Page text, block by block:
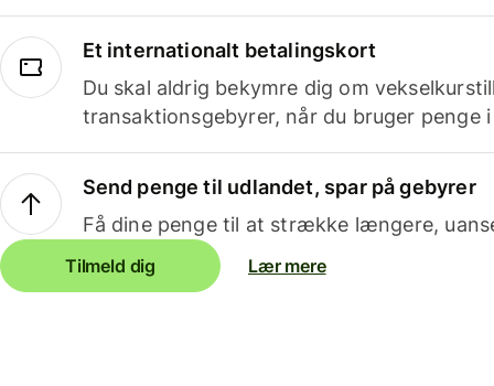
Et internationalt betalingskort
Du skal aldrig bekymre dig om
transaktionsgebyrer, når du bruger penge
Send penge til udlandet, spar på gebyrer
Få dine penge til at strække længere,
Tilmeld dig Lær mere